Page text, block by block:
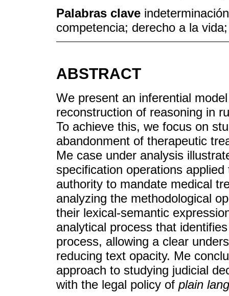
Palabras clave
competencia; derecho a la
ABSTRACT
We present an inferential
reconstruction of reasoning in
To achieve this, we focus on
abandonment of therapeutic
Me case under analysis
specification operations
authority to mandate medical
analyzing the methodological
their lexical-semantic
analytical process that
process, allowing a clear
reducing text opacity. Me
approach to studying judicial
with the legal policy of plain